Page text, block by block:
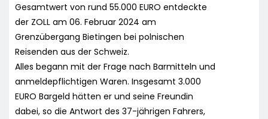
Gesamtwert von rund 55.000 EURO entdeckte
der ZOLL am 06. Februar 2024 am
Grenzübergang Bietingen bei polnischen
Reisenden aus der Schweiz.
Alles begann mit der Frage nach Barmitteln und
anmeldepflichtigen Waren. Insgesamt 3.000
EURO Bargeld hätten er und seine Freundin
dabei, so die Antwort des 37-jährigen Fahrers,